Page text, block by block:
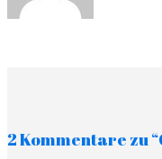
2 Kommentare zu